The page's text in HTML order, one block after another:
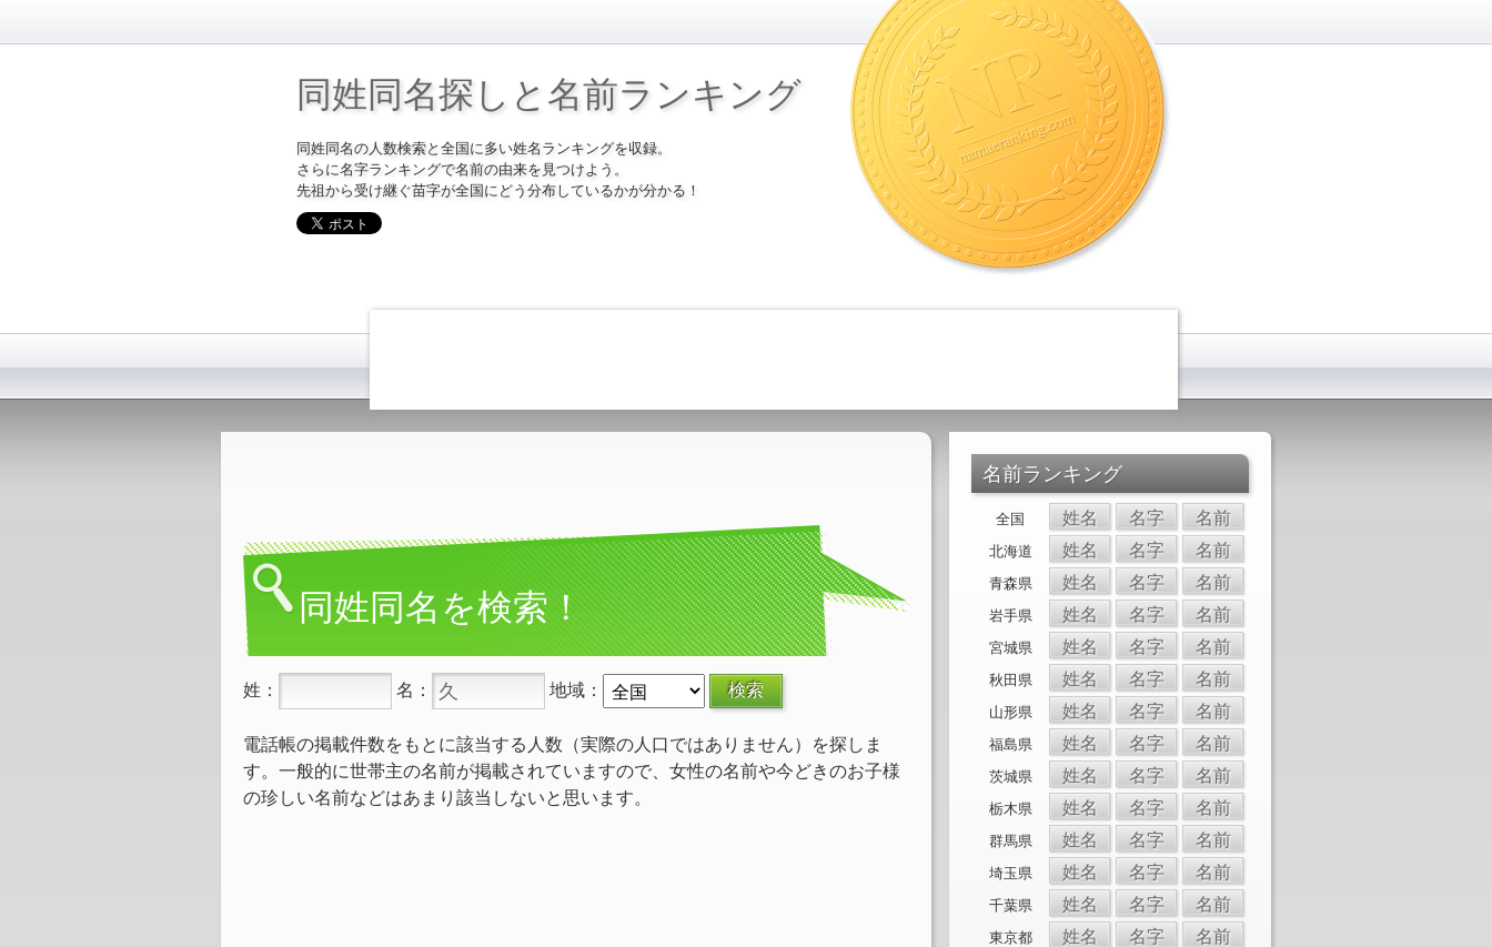
同姓同名探しと名前ランキング
同姓同名の人数検索と全国に多い姓名ランキングを収録。
さらに名字ランキングで名前の由来を見つけよう。
先祖から受け継ぐ苗字が全国にどう分布しているかが分かる！
同姓同名を検索！
姓： 名： 地域：
電話帳の掲載件数をもとに該当する人数（実際の人口ではありません）を探しま
す。一般的に世帯主の名前が掲載されていますので、女性の名前や今どきのお子様
の珍しい名前などはあまり該当しないと思います。
名前ランキング
全国 姓名 名字 名前
北海道 姓名 名字 名前
青森県 姓名 名字 名前
岩手県 姓名 名字 名前
宮城県 姓名 名字 名前
秋田県 姓名 名字 名前
山形県 姓名 名字 名前
福島県 姓名 名字 名前
茨城県 姓名 名字 名前
栃木県 姓名 名字 名前
群馬県 姓名 名字 名前
埼玉県 姓名 名字 名前
千葉県 姓名 名字 名前
東京都 姓名 名字 名前